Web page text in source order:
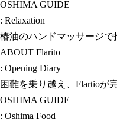
OSHIMA GUIDE
: Relaxation
椿油のハンドマッサージで
ABOUT Flarito
: Opening Diary
困難を乗り越え、Flartioが
OSHIMA GUIDE
: Oshima Food